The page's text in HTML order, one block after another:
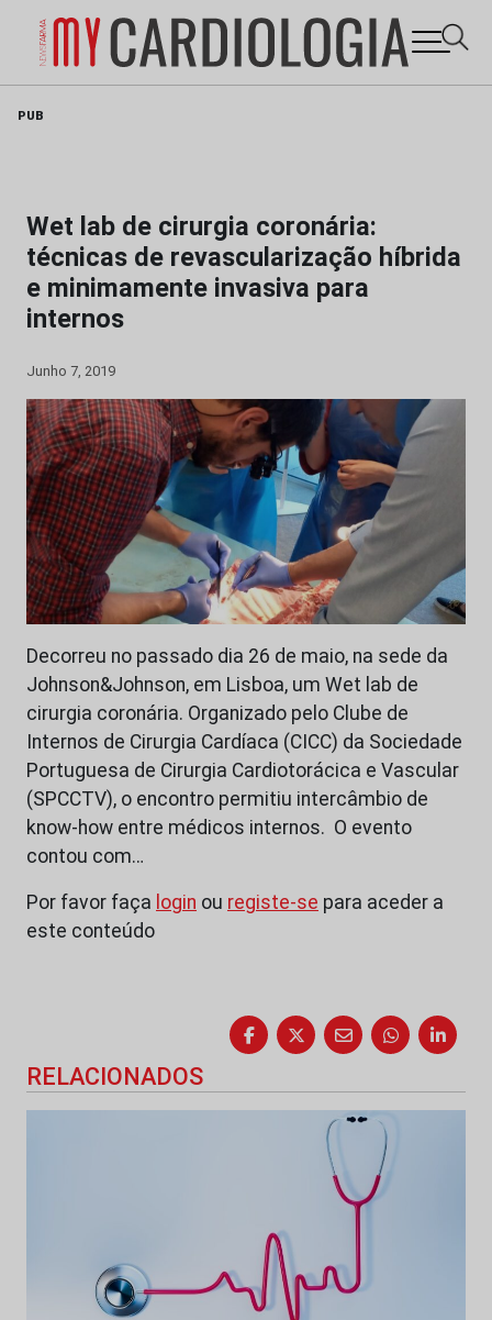
PUB
Wet lab de cirurgia coronária:
técnicas de revascularização híbrida
e minimamente invasiva para
internos
Junho 7, 2019
Decorreu no passado dia 26 de maio, na sede da
Johnson&Johnson, em Lisboa, um Wet lab de
cirurgia coronária. Organizado pelo Clube de
Internos de Cirurgia Cardíaca (CICC) da Sociedade
Portuguesa de Cirurgia Cardiotorácica e Vascular
(SPCCTV), o encontro permitiu intercâmbio de
know-how entre médicos internos. O evento
contou com…
Por favor faça login ou registe-se para aceder a
este conteúdo
RELACIONADOS